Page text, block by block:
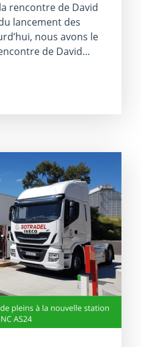
rencontre de David
lancement des
nous avons le
de David…